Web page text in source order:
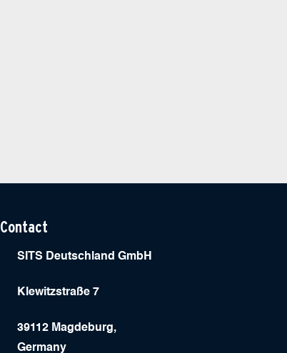
Contact
SITS Deutschland GmbH
Klewitzstraße 7
39112 Magdeburg,
Germany